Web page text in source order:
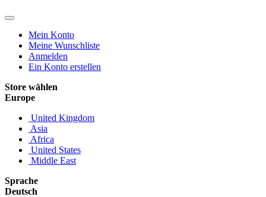
Mein Konto
Meine Wunschliste
Anmelden
Ein Konto erstellen
Store wählen
Europe
United Kingdom
Asia
Africa
United States
Middle East
Sprache
Deutsch